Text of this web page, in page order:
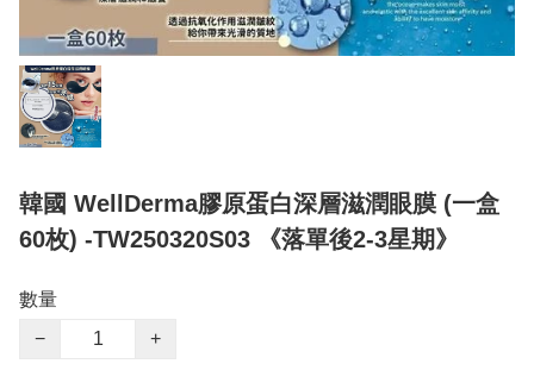
韓國 WellDerma膠原蛋白深層滋潤眼膜 (一盒
60枚) -TW250320S03 《落單後2-3星期》
數量
−
+